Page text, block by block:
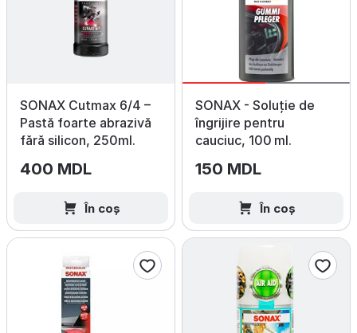
SONAX Cutmax 6/4 –
Pastă foarte abrazivă
fără silicon, 250ml.
400 MDL
În coș
SONAX - Soluție de
îngrijire pentru
cauciuc, 100 ml.
150 MDL
În coș